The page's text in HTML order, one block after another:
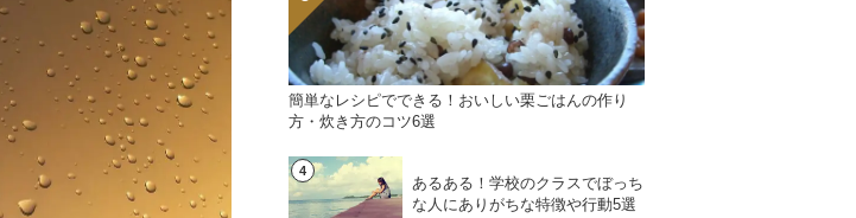
簡単なレシピでできる！おいしい栗ごはんの作り
方・炊き方のコツ6選
あるある！学校のクラスでぼっち
な人にありがちな特徴や行動5選